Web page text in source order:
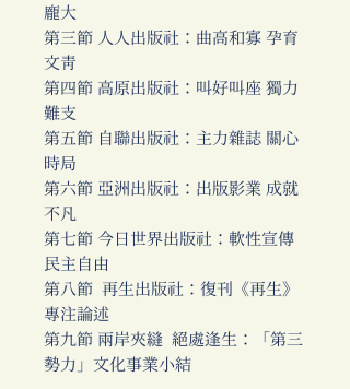
龐大
第三節 人人出版社：曲高和寡 孕育
文青
第四節 高原出版社：叫好叫座 獨力
難支
第五節 自聯出版社：主力雜誌 關心
時局
第六節 亞洲出版社：出版影業 成就
不凡
第七節 今日世界出版社：軟性宣傳
民主自由
第八節 再生出版社：復刊《再生》
專注論述
第九節 兩岸夾縫 絕處逢生：「第三
勢力」文化事業小結